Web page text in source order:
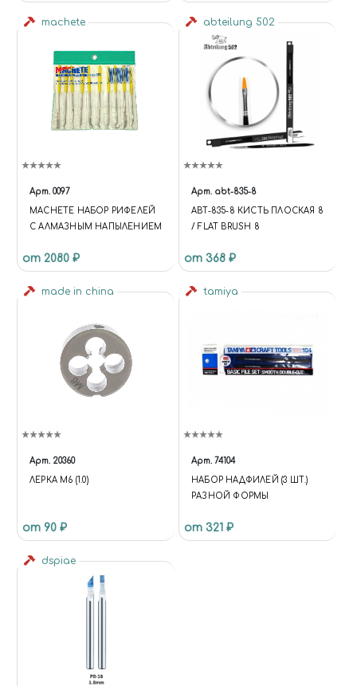
machete
Арт. 0097
MACHETE НАБОР РИФЕЛЕЙ
С АЛМАЗНЫМ НАПЫЛЕНИЕМ
от 2080 ₽
abteilung 502
Арт. abt-835-8
ABT-835-8 КИСТЬ ПЛОСКАЯ 8
/ FLAT BRUSH 8
от 368 ₽
made in china
Арт. 20360
ЛЕРКА М6 (1.0)
от 90 ₽
tamiya
Арт. 74104
НАБОР НАДФИЛЕЙ (3 ШТ.)
РАЗНОЙ ФОРМЫ
от 321 ₽
dspiae